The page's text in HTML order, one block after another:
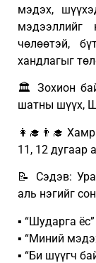
мэдэх,
мэдээллийг
чөлөөтэй,
хандлагыг
🏛️ Зохион
шатны шүүх,
👩‍🎓👨‍🎓
11, 12 дугаар
📝 Сэдэв:
аль нэгийг
▪️ “Шударга
▪️ “Миний
▪️ “Би шүүгч